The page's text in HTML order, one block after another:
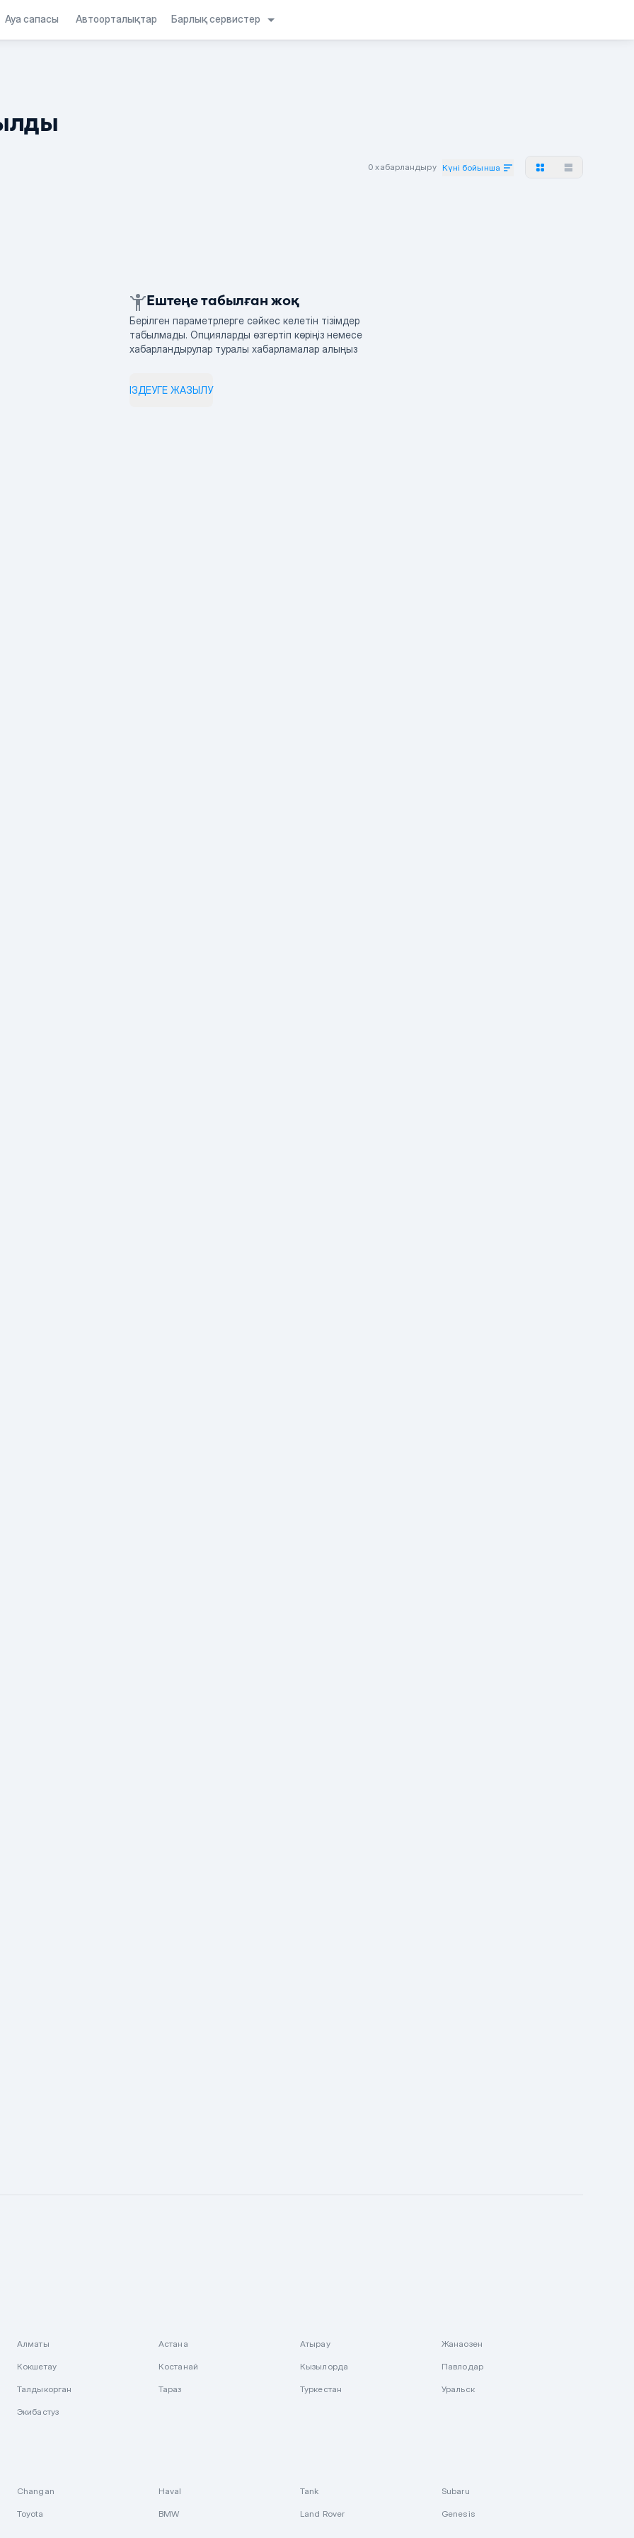
Ауа сапасы Автоорталықтар Барлық сервистер
0 хабарландыру Күні бойынша
Ештеңе табылған жоқ
Берілген параметрлерге сәйкес келетін тізімдер
табылмады. Опцияларды өзгертіп көріңіз немесе
хабарландырулар туралы хабарламалар алыңыз
ІЗДЕУГЕ ЖАЗЫЛУ
Алматы Астана Атырау Жанаозен
Кокшетау Костанай Кызылорда Павлодар
Талдыкорган Тараз Туркестан Уральск
Экибастуз
Changan Haval Tank Subaru
Toyota BMW Land Rover Genesis